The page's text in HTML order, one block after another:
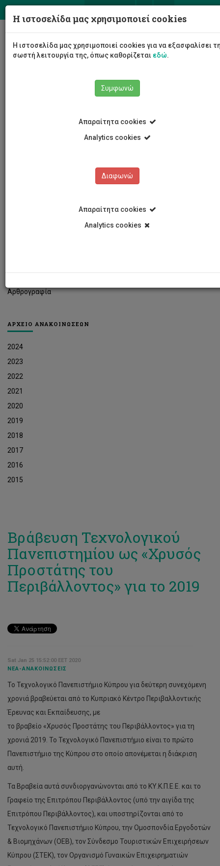
Αρθρογραφία
ΑΡΧΕΙΟ ΑΝΑΚΟΙΝΩΣΕΩΝ
2024
2023
2022
2021
2020
2019
2018
2017
2016
2015
Βράβευση Τεχνολογικού
Πανεπιστημίου ως «Χρυσός
Προστάτης του
Περιβάλλοντος» για το 2019
Sat Jan 25 15:52:00 EET 2020
ΝΈΑ-ΑΝΑΚΟΙΝΏΣΕΙΣ
Το Τεχνολογικό Πανεπιστήμιο Κύπρου για δεύτερη συνεχόμενη
χρονιά βραβεύεται από το Κυπριακό Κέντρο Περιβαλλοντικής
Έρευνας και Εκπαίδευσης, με
το βραβείο «Χρυσός Προστάτης του Περιβάλλοντος» για τη
χρονιά 2019. Το Τεχνολογικό Πανεπιστήμιο είναι το πρώτο
Πανεπιστήμιο της Κύπρου στο οποίο απονέμεται η διάκριση
αυτή.
Τα Βραβεία αυτά συνδιοργανώνονται από το ΚΥ.Κ.Π.Ε.Ε. και το
Γραφείο της Επιτρόπου Περιβάλλοντος (υπό την αιγίδα της
Επιτρόπου Περιβάλλοντος), και υποστηρίζονται από το
Τεχνολογικό Πανεπιστήμιο Κύπρου, την Ομοσπονδία Εργοδοτών
& Βιομηχάνων (ΟΕΒ), τον Σύνδεσμο Τουριστικών Επιχειρήσεων
Κύπρου (ΣΤΕΚ), τον Οργανισμό Γυναικών Επιχειρηματιών
Η ιστοσελίδα μας χρησιμοποιεί cookies
Η ιστοσελίδα μας χρησιμοποιεί cookies για να εξασφαλίσει
σωστή λειτουργία της, όπως καθορίζεται εδώ.
Συμφωνώ
Απαραίτητα cookies
Analytics cookies
Διαφωνώ
Απαραίτητα cookies
Analytics cookies